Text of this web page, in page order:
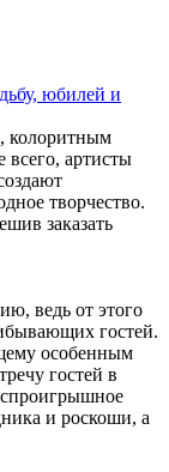
юбилей и
колоритным
артисты
творчество.
заказать
ведь от этого
гостей.
особенным
гостей в
и роскоши, а